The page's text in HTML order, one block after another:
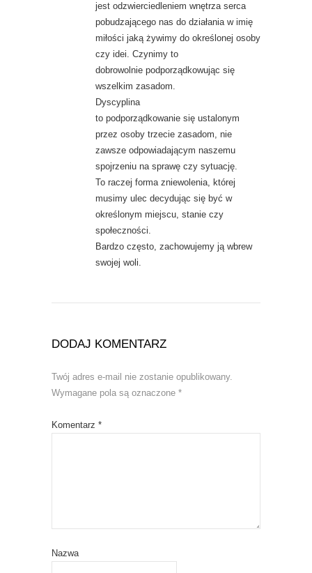
jest odzwierciedleniem wnętrza serca
pobudzającego nas do działania w imię
miłości jaką żywimy do określonej osoby
czy idei. Czynimy to
dobrowolnie podporządkowując się
wszelkim zasadom.
Dyscyplina
to podporządkowanie się ustalonym
przez osoby trzecie zasadom, nie
zawsze odpowiadającym naszemu
spojrzeniu na sprawę czy sytuację.
To raczej forma zniewolenia, której
musimy ulec decydując się być w
określonym miejscu, stanie czy
społeczności.
Bardzo często, zachowujemy ją wbrew
swojej woli.
DODAJ KOMENTARZ
Twój adres e-mail nie zostanie opublikowany.
Wymagane pola są oznaczone *
Komentarz *
Nazwa